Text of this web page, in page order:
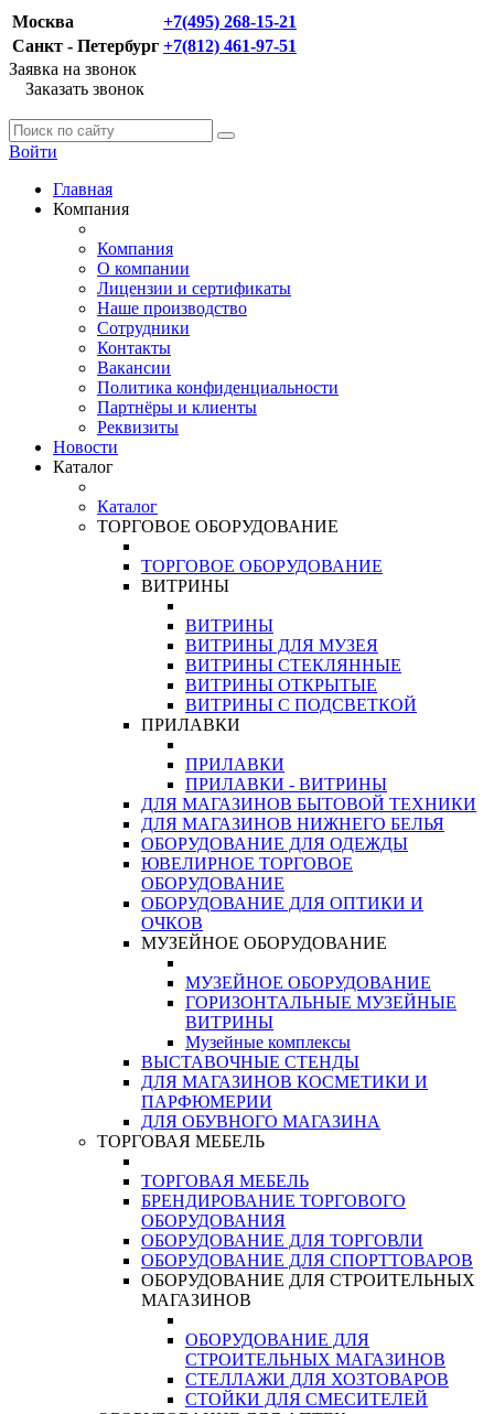
Москва
+7(495) 268-15-21
Санкт - Петербург +7(812) 461-97-51
Заявка на звонок
Заказать звонок
Войти
Главная
Компания
Компания
О компании
Лицензии и сертификаты
Наше производство
Сотрудники
Контакты
Вакансии
Политика конфиденциальности
Партнёры и клиенты
Реквизиты
Новости
Каталог
Каталог
ТОРГОВОЕ ОБОРУДОВАНИЕ
ТОРГОВОЕ ОБОРУДОВАНИЕ
ВИТРИНЫ
ВИТРИНЫ
ВИТРИНЫ ДЛЯ МУЗЕЯ
ВИТРИНЫ СТЕКЛЯННЫЕ
ВИТРИНЫ ОТКРЫТЫЕ
ВИТРИНЫ С ПОДСВЕТКОЙ
ПРИЛАВКИ
ПРИЛАВКИ
ПРИЛАВКИ - ВИТРИНЫ
ДЛЯ МАГАЗИНОВ БЫТОВОЙ ТЕХНИКИ
ДЛЯ МАГАЗИНОВ НИЖНЕГО БЕЛЬЯ
ОБОРУДОВАНИЕ ДЛЯ ОДЕЖДЫ
ЮВЕЛИРНОЕ ТОРГОВОЕ
ОБОРУДОВАНИЕ
ОБОРУДОВАНИЕ ДЛЯ ОПТИКИ И
ОЧКОВ
МУЗЕЙНОЕ ОБОРУДОВАНИЕ
МУЗЕЙНОЕ ОБОРУДОВАНИЕ
ГОРИЗОНТАЛЬНЫЕ МУЗЕЙНЫЕ
ВИТРИНЫ
Музейные комплексы
ВЫСТАВОЧНЫЕ СТЕНДЫ
ДЛЯ МАГАЗИНОВ КОСМЕТИКИ И
ПАРФЮМЕРИИ
ДЛЯ ОБУВНОГО МАГАЗИНА
ТОРГОВАЯ МЕБЕЛЬ
ТОРГОВАЯ МЕБЕЛЬ
БРЕНДИРОВАНИЕ ТОРГОВОГО
ОБОРУДОВАНИЯ
ОБОРУДОВАНИЕ ДЛЯ ТОРГОВЛИ
ОБОРУДОВАНИЕ ДЛЯ СПОРТТОВАРОВ
ОБОРУДОВАНИЕ ДЛЯ СТРОИТЕЛЬНЫХ
МАГАЗИНОВ
ОБОРУДОВАНИЕ ДЛЯ
СТРОИТЕЛЬНЫХ МАГАЗИНОВ
СТЕЛЛАЖИ ДЛЯ ХОЗТОВАРОВ
СТОЙКИ ДЛЯ СМЕСИТЕЛЕЙ